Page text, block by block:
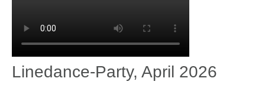
Linedance-Party, April 2026